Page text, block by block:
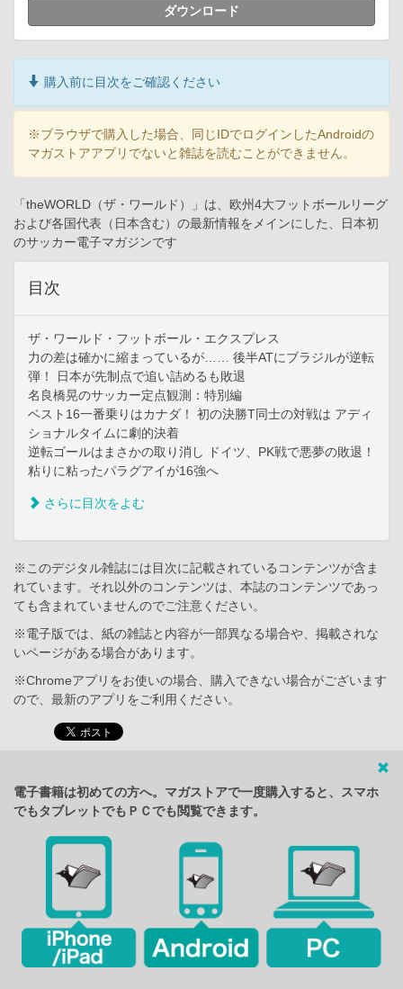
ダウンロード
購入前に目次をご確認ください
※ブラウザで購入した場合、同じIDでログインしたAndroidの
マガストアアプリでないと雑誌を読むことができません。
「theWORLD（ザ・ワールド）」は、欧州4大フットボールリーグ
および各国代表（日本含む）の最新情報をメインにした、日本初
のサッカー電子マガジンです
目次
ザ・ワールド・フットボール・エクスプレス
力の差は確かに縮まっているが…… 後半ATにブラジルが逆転
弾！ 日本が先制点で追い詰めるも敗退
名良橋晃のサッカー定点観測：特別編
ベスト16一番乗りはカナダ！ 初の決勝T同士の対戦は アディ
ショナルタイムに劇的決着
逆転ゴールはまさかの取り消し ドイツ、PK戦で悪夢の敗退！
粘りに粘ったパラグアイが16強へ
さらに目次をよむ
※このデジタル雑誌には目次に記載されているコンテンツが含ま
れています。それ以外のコンテンツは、本誌のコンテンツであっ
ても含まれていませんのでご注意ください。
※電子版では、紙の雑誌と内容が一部異なる場合や、掲載されな
いページがある場合があります。
※Chromeアプリをお使いの場合、購入できない場合がございます
ので、最新のアプリをご利用ください。
電子書籍は初めての方へ。マガストアで一度購入すると、スマホ
でもタブレットでもＰＣでも閲覧できます。